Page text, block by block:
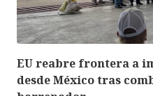
EU reabre frontera a
desde México tras